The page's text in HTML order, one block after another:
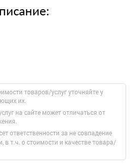
товаров/услуг уточняйте у
их.
на сайте может отличаться от
ответственности за не совпадение
в т.ч. о стоимости и качестве товара/